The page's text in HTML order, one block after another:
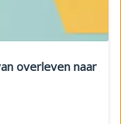
overleven naar